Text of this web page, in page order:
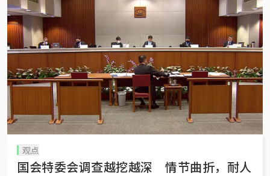
观点
国会特委会调查越挖越深 情节曲折，耐人